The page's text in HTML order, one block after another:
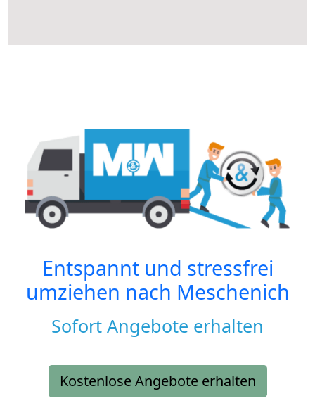
Entspannt und stressfrei
umziehen nach Meschenich
Sofort Angebote erhalten
Kostenlose Angebote erhalten